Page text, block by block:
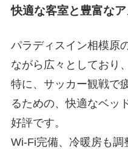
快適な客室と豊富なア
パラディスイン相模原
ながら広々としており
特に、サッカー観戦で
るための、快適なベッ
好評です。
Wi-Fi完備、冷暖房も